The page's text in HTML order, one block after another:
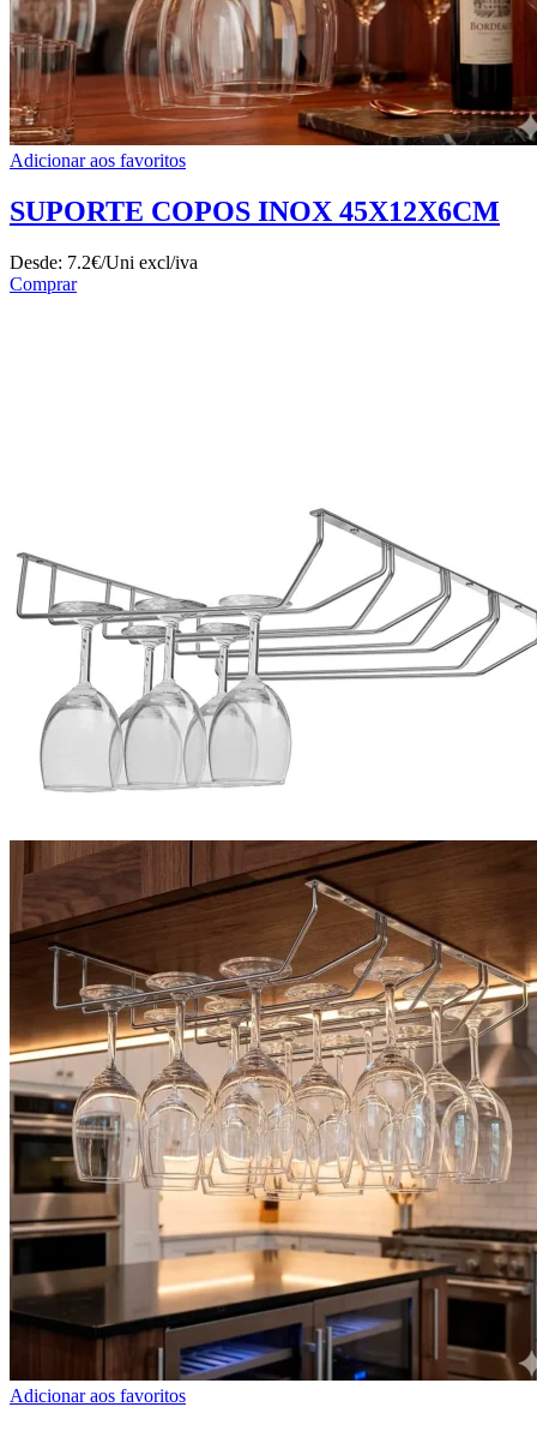
Adicionar aos favoritos
SUPORTE COPOS INOX 45X12X6CM
Desde: 7.2€/Uni excl/iva
Comprar
Adicionar aos favoritos